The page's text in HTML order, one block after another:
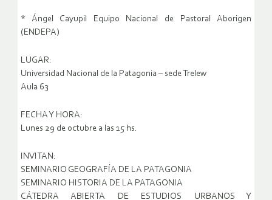
* Ángel Cayupil Equipo Nacional de Pastoral Aborigen
(ENDEPA)
LUGAR:
Universidad Nacional de la Patagonia – sede Trelew
Aula 63
FECHA Y HORA:
Lunes 29 de octubre a las 15 hs.
INVITAN:
SEMINARIO GEOGRAFÍA DE LA PATAGONIA
SEMINARIO HISTORIA DE LA PATAGONIA
CÁTEDRA ABIERTA DE ESTUDIOS URBANOS Y